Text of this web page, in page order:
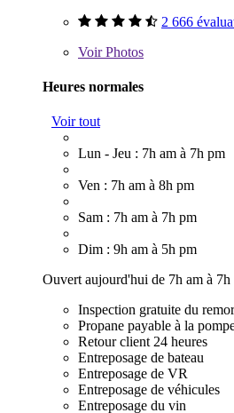
2 666
VoirPhotos
Heures normales
Voir tout
Lun - Jeu : 7h am à 7h pm
Ven : 7h am à 8h pm
Sam : 7h am à 7h pm
Dim : 9h am à 5h pm
Ouvert aujourd'hui de 7h am à 7h
Inspection gratuite du
Propane payable à la
Retour client 24 heures
Entreposage de bateau
Entreposage de VR
Entreposage de véhicules
Entreposage du vin